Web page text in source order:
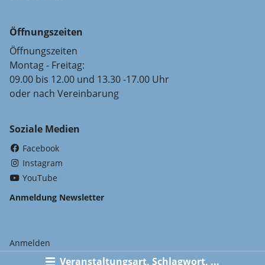
Veranstaltungsart, Schlagwort, ...
Öffnungszeiten
Öffnungszeiten
Montag - Freitag:
09.00 bis 12.00 und 13.30 -17.00 Uhr
oder nach Vereinbarung
Soziale Medien
Facebook
Instagram
YouTube
Anmeldung Newsletter
Anmelden